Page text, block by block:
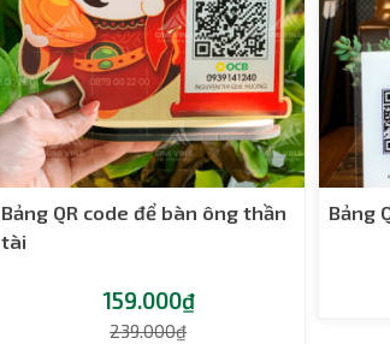
Bảng QR code để bàn ông thần
tài
159.000₫
239.000₫
Bảng